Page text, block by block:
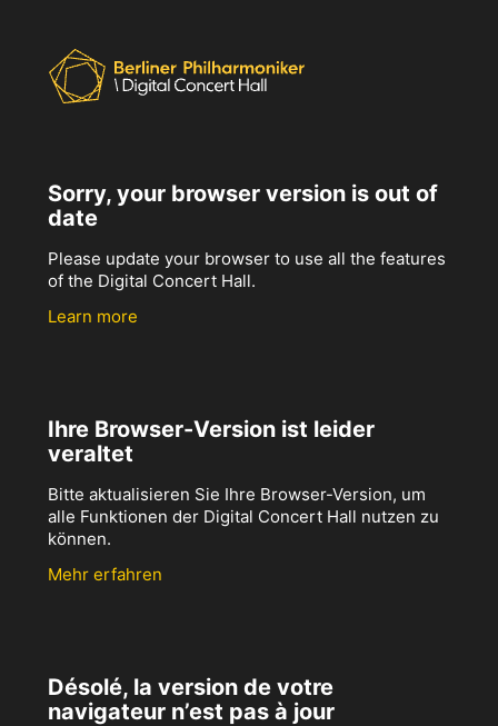
Sorry, your browser version is out of
date
Please update your browser to use all the features
of the Digital Concert Hall.
Learn more
Ihre Browser-Version ist leider
veraltet
Bitte aktualisieren Sie Ihre Browser-Version, um
alle Funktionen der Digital Concert Hall nutzen zu
können.
Mehr erfahren
Désolé, la version de votre
navigateur n’est pas à jour